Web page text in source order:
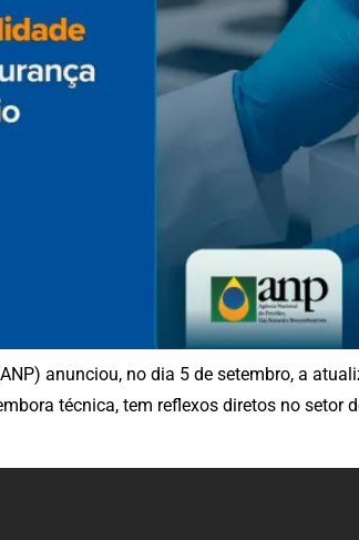
anunciou, no dia 5 de setembro, a
técnica, tem reflexos diretos no setor